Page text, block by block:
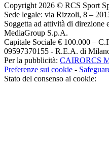
Copyright 2026 © RCS Sport
Sede legale: via Rizzoli, 8 –
Soggetta ad attività di direzione
MediaGroup S.p.A.
Capitale Sociale € 100.000 –
09597370155 - R.E.A. di
Per la pubblicità: CAIRORCS
Preferenze sui cookie -
Stato del consenso ai cookie: